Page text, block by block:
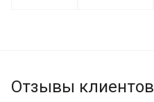
Отзывы клиентов